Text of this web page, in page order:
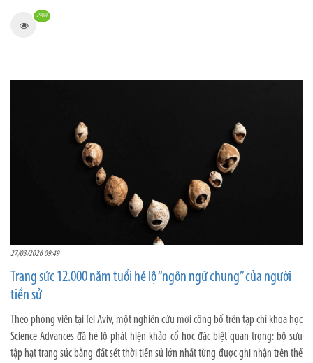
2989
27/03/2026 09:49
Trang sức 12.000 năm tuổi hé lộ “ngôn ngữ chung” của người
tiền sử
Theo phóng viên tại Tel Aviv, một nghiên cứu mới công bố trên tạp chí khoa học
Science Advances đã hé lộ phát hiện khảo cổ học đặc biệt quan trọng: bộ sưu
tập hạt trang sức bằng đất sét thời tiền sử lớn nhất từng được ghi nhận trên thế